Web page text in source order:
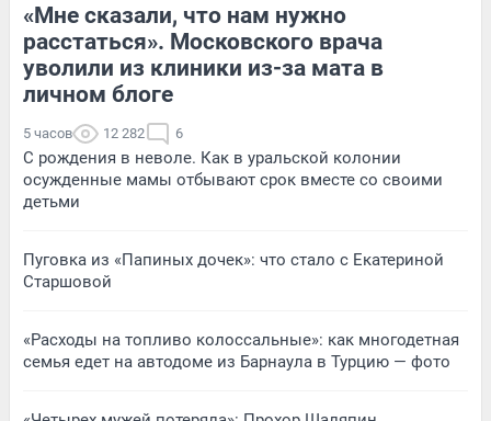
«Мне сказали, что нам нужно
расстаться». Московского врача
уволили из клиники из-за мата в
личном блоге
5 часов 12 282 6
С рождения в неволе. Как в уральской колонии
осужденные мамы отбывают срок вместе со своими
детьми
Пуговка из «Папиных дочек»: что стало с Екатериной
Старшовой
«Расходы на топливо колоссальные»: как многодетная
семья едет на автодоме из Барнаула в Турцию — фото